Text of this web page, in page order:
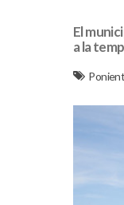
El
a la